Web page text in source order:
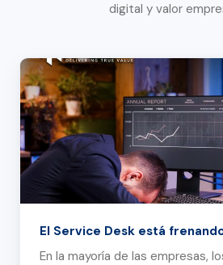
digital y valor
El Service Desk está
En la mayoría de las empresas,